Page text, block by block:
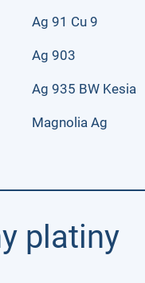
Ag 91 Cu 9
Ag 903
Ag 935 BW Kesia
Magnolia Ag
platiny